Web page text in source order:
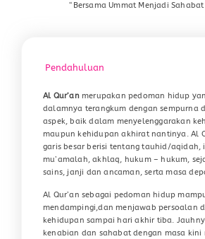
“Bersama Ummat Menjadi Sahabat
Pendahuluan
Al Qur’anmerupakan pedoman hidup
dalamnya terangkum dengan sempurna
aspek, baik dalam menyelenggarakan
maupun kehidupan akhirat nantinya. Al
garis besar berisi tentang tauhid/aqidah,
mu’amalah, akhlaq, hukum – hukum,
sains, janji dan ancaman, serta masa
Al Qur’an sebagai pedoman hidup
mendampingi,dan menjawab persoalan
kehidupan sampai hari akhir tiba.
kenabian dan sahabat dengan masa kini